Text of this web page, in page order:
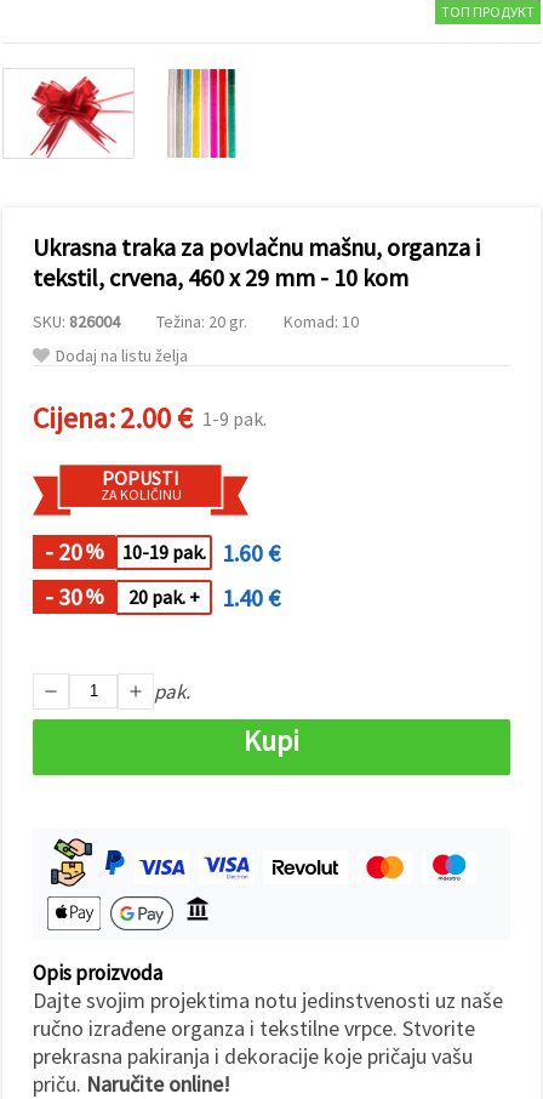
prikazivali
sadržaj i
oglase,
uključujući
uz pomoć
naših
Možete
pristati na
korištenje
kolačića
klikom na
"Prihvati
naznačiti
svoje
Postavkama
odabirom
određene
vrste
kolačića i
klikom na
gumb
"Spremi".
Prihvati
sve
ТОП ПРОДУКТ
Ukrasna traka za povlačnu mašnu, organza i
tekstil, crvena, 460 x 29 mm - 10 kom
SKU: 826004 Težina: 20 gr.
Komad: 10
Dodaj na listu želja
Cijena:2.00 € 1-9 pak.
POPUSTI
ZA KOLIČINU
- 20% 10-19 pak.
1.60 €
- 30% 20 pak. + 1.40 €
pak.
Kupi
Opis proizvoda
Dajte svojim projektima notu jedinstvenosti uz naše
ručno izrađene organza i tekstilne vrpce. Stvorite
prekrasna pakiranja i dekoracije koje pričaju vašu
priču. Naručite online!